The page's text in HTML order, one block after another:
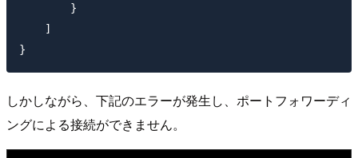
        }
    ]
しかしながら、下記のエラーが発生し、ポートフォワーディ
ングによる接続ができません。